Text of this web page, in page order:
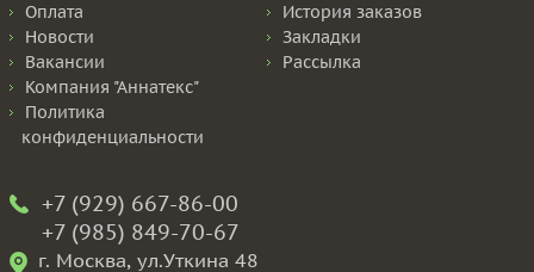
Оплата
Новости
Вакансии
Компания "Аннатекс"
Политика
конфиденциальности
История заказов
Закладки
Рассылка
+7 (929) 667-86-00
+7 (985) 849-70-67
г. Москва, ул.Уткина 48